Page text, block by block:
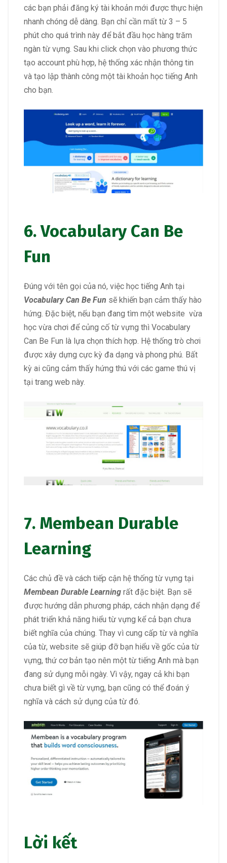
các bạn phải đăng ký tài khoản mới được thực hiện
nhanh chóng dễ dàng. Bạn chỉ cần mất từ 3 – 5
phút cho quá trình này để bắt đầu học hàng trăm
ngàn từ vựng. Sau khi click chọn vào phương thức
tạo account phù hợp, hệ thống xác nhận thông tin
và tạo lập thành công một tài khoản học tiếng Anh
cho bạn.
6.Vocabulary Can Be
Fun
Đúng với tên gọi của nó, việc học tiếng Anh tại
Vocabulary Can Be Fun sẽ khiến bạn cảm thấy hào
hứng. Đặc biệt, nếu bạn đang tìm một website vừa
học vừa chơi để củng cố từ vựng thì Vocabulary
Can Be Fun là lựa chọn thích hợp. Hệ thống trò chơi
được xây dựng cực kỳ đa dạng và phong phú. Bất
kỳ ai cũng cảm thấy hứng thú với các game thú vị
tại trang web này.
7. Membean Durable
Learning
Các chủ đề và cách tiếp cận hệ thống từ vựng tại
Membean Durable Learning rất đặc biệt. Bạn sẽ
được hướng dẫn phương pháp, cách nhận dạng để
phát triển khả năng hiểu từ vựng kể cả bạn chưa
biết nghĩa của chúng. Thay vì cung cấp từ và nghĩa
của từ, website sẽ giúp đỡ bạn hiểu về gốc của từ
vựng, thứ cơ bản tạo nên một từ tiếng Anh mà bạn
đang sử dụng mỗi ngày. Vì vậy, ngay cả khi bạn
chưa biết gì về từ vựng, bạn cũng có thể đoán ý
nghĩa và cách sử dụng của từ đó.
Lời kết